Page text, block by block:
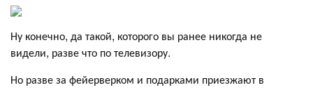
Ну конечно, да такой, которого вы ранее никогда не
видели, разве что по телевизору.
Но разве за фейерверком и подарками приезжают в